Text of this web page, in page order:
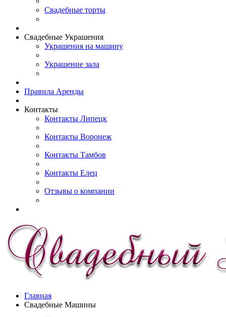
Свадебные торты
Свадебные Украшения
Украшения на машину
Украшение зала
Правила Аренды
Контакты
Контакты Липецк
Контакты Воронеж
Контакты Тамбов
Контакты Елец
Отзывы о компании
Главная
Свадебные Машины